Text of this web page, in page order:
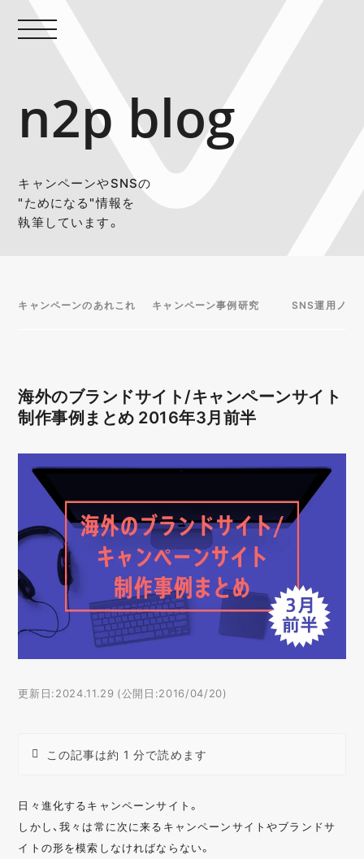
n2p blog
キャンペーンやSNSの
"ためになる"情報を
執筆しています。
キャンペーンのあれこれ キャンペーン事例研究 SNS運用ノウ
海外のブランドサイト/キャンペーンサイト
制作事例まとめ 2016年3月前半
更新日:2024.11.29 (公開日:2016/04/20)
この記事は約 1 分で読めます
日々進化するキャンペーンサイト。
しかし、我々は常に次に来るキャンペーンサイトやブランドサ
イトの形を模索しなければならない。